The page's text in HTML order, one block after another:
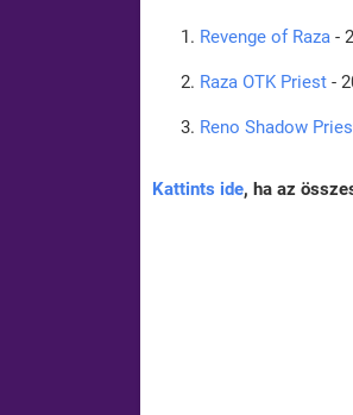
Revenge of Raza -
Raza OTK Priest -
Reno Shadow
Kattints ide, ha az